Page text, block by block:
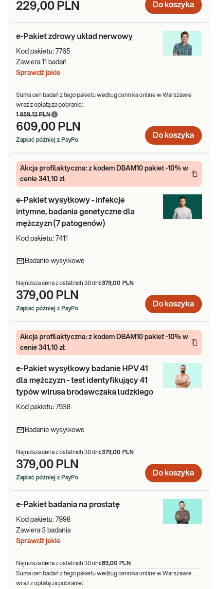
229,00 PLN Do koszyka
e-Pakiet zdrowy układ nerwowy
Kod pakietu: 7765
Zawiera 11 badań
Sprawdź jakie
Suma cen badań z tego pakietu według cennika online w Warszawie
wraz z opłatą za pobranie:
1 659,12 PLN
609,00 PLN
Zapłać później z PayPo
Do koszyka
Akcja profilaktyczna: z kodem DBAM10 pakiet -10% w
cenie 341,10 zł
e-Pakiet wysyłkowy - infekcje
intymne, badania genetyczne dla
mężczyzn (7 patogenów)
Kod pakietu: 7411
Badanie wysyłkowe
Najniższa cena z ostatnich 30 dni:379,00 PLN
379,00 PLN
Zapłać później z PayPo
Do koszyka
Akcja profilaktyczna: z kodem DBAM10 pakiet -10% w
cenie 341,10 zł
e-Pakiet wysyłkowy badanie HPV 41
dla mężczyzn - test identyfikujący 41
typów wirusa brodawczaka ludzkiego
Kod pakietu: 7938
Badanie wysyłkowe
Najniższa cena z ostatnich 30 dni:379,00 PLN
379,00 PLN
Zapłać później z PayPo
Do koszyka
e-Pakiet badania na prostatę
Kod pakietu: 7998
Zawiera 3 badania
Sprawdź jakie
Najniższa cena z ostatnich 30 dni:89,00 PLN
Suma cen badań z tego pakietu według cennika online w Warszawie
wraz z opłatą za pobranie: